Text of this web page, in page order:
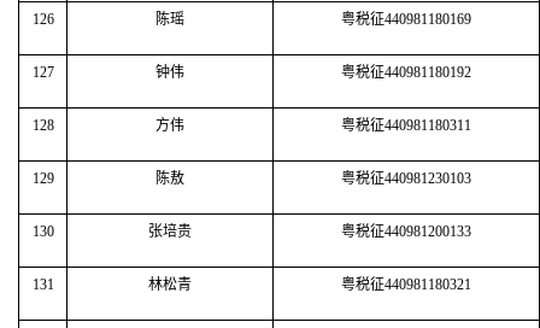
126 陈瑶 粤税征440981180169
127 钟伟 粤税征440981180192
128 方伟 粤税征440981180311
129 陈敖 粤税征440981230103
130 张培贵 粤税征440981200133
131 林松青 粤税征440981180321